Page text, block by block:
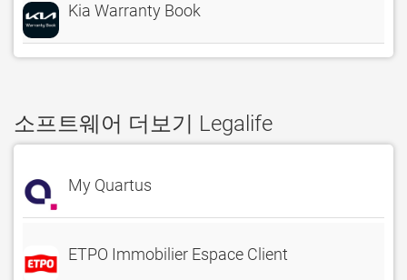
Kia Warranty Book
소프트웨어 더보기 Legalife
My Quartus
ETPO Immobilier Espace Client